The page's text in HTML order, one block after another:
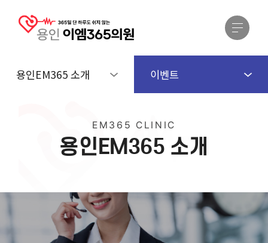
용인EM365 소개 이벤트
EM365 CLINIC
용인EM365 소개